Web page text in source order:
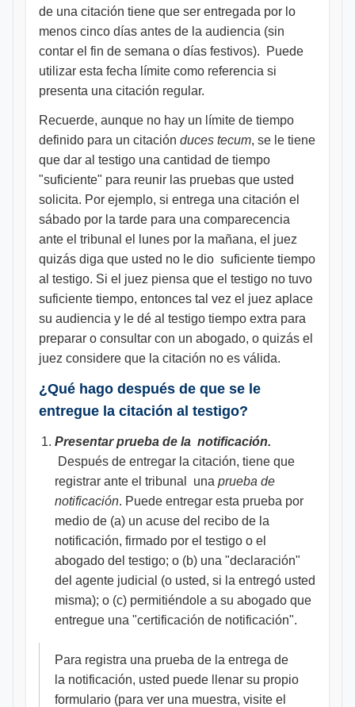
de una citación tiene que ser entregada por lo
menos cinco días antes de la audiencia (sin
contar el fin de semana o días festivos). Puede
utilizar esta fecha límite como referencia si
presenta una citación regular.
Recuerde, aunque no hay un límite de tiempo
definido para un citación duces tecum, se le tiene
que dar al testigo una cantidad de tiempo
"suficiente" para reunir las pruebas que usted
solicita. Por ejemplo, si entrega una citación el
sábado por la tarde para una comparecencia
ante el tribunal el lunes por la mañana, el juez
quizás diga que usted no le dio suficiente tiempo
al testigo. Si el juez piensa que el testigo no tuvo
suficiente tiempo, entonces tal vez el juez aplace
su audiencia y le dé al testigo tiempo extra para
preparar o consultar con un abogado, o quizás el
juez considere que la citación no es válida.
¿Qué hago después de que se le
entregue la citación al testigo?
Presentar prueba de la notificación.
Después de entregar la citación, tiene que
registrar ante el tribunal una prueba de
notificación. Puede entregar esta prueba por
medio de (a) un acuse del recibo de la
notificación, firmado por el testigo o el
abogado del testigo; o (b) una "declaración"
del agente judicial (o usted, si la entregó usted
misma); o (c) permitiéndole a su abogado que
entregue una "certificación de notificación".
Para registra una prueba de la entrega de
la notificación, usted puede llenar su propio
formulario (para ver una muestra, visite el